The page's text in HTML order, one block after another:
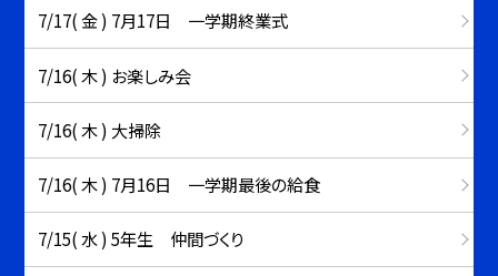
7/17( 金 ) 7月17日 一学期終業式
7/16( 木 ) お楽しみ会
7/16( 木 ) 大掃除
7/16( 木 ) 7月16日 一学期最後の給食
7/15( 水 ) 5年生 仲間づくり